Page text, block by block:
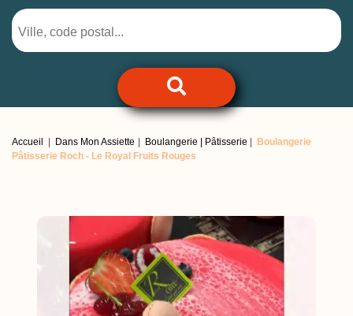
Accueil Dans Mon Assiette Boulangerie | Pâtisserie
Boulangerie
Pâtisserie Roch - Le Royal Fruits Rouges